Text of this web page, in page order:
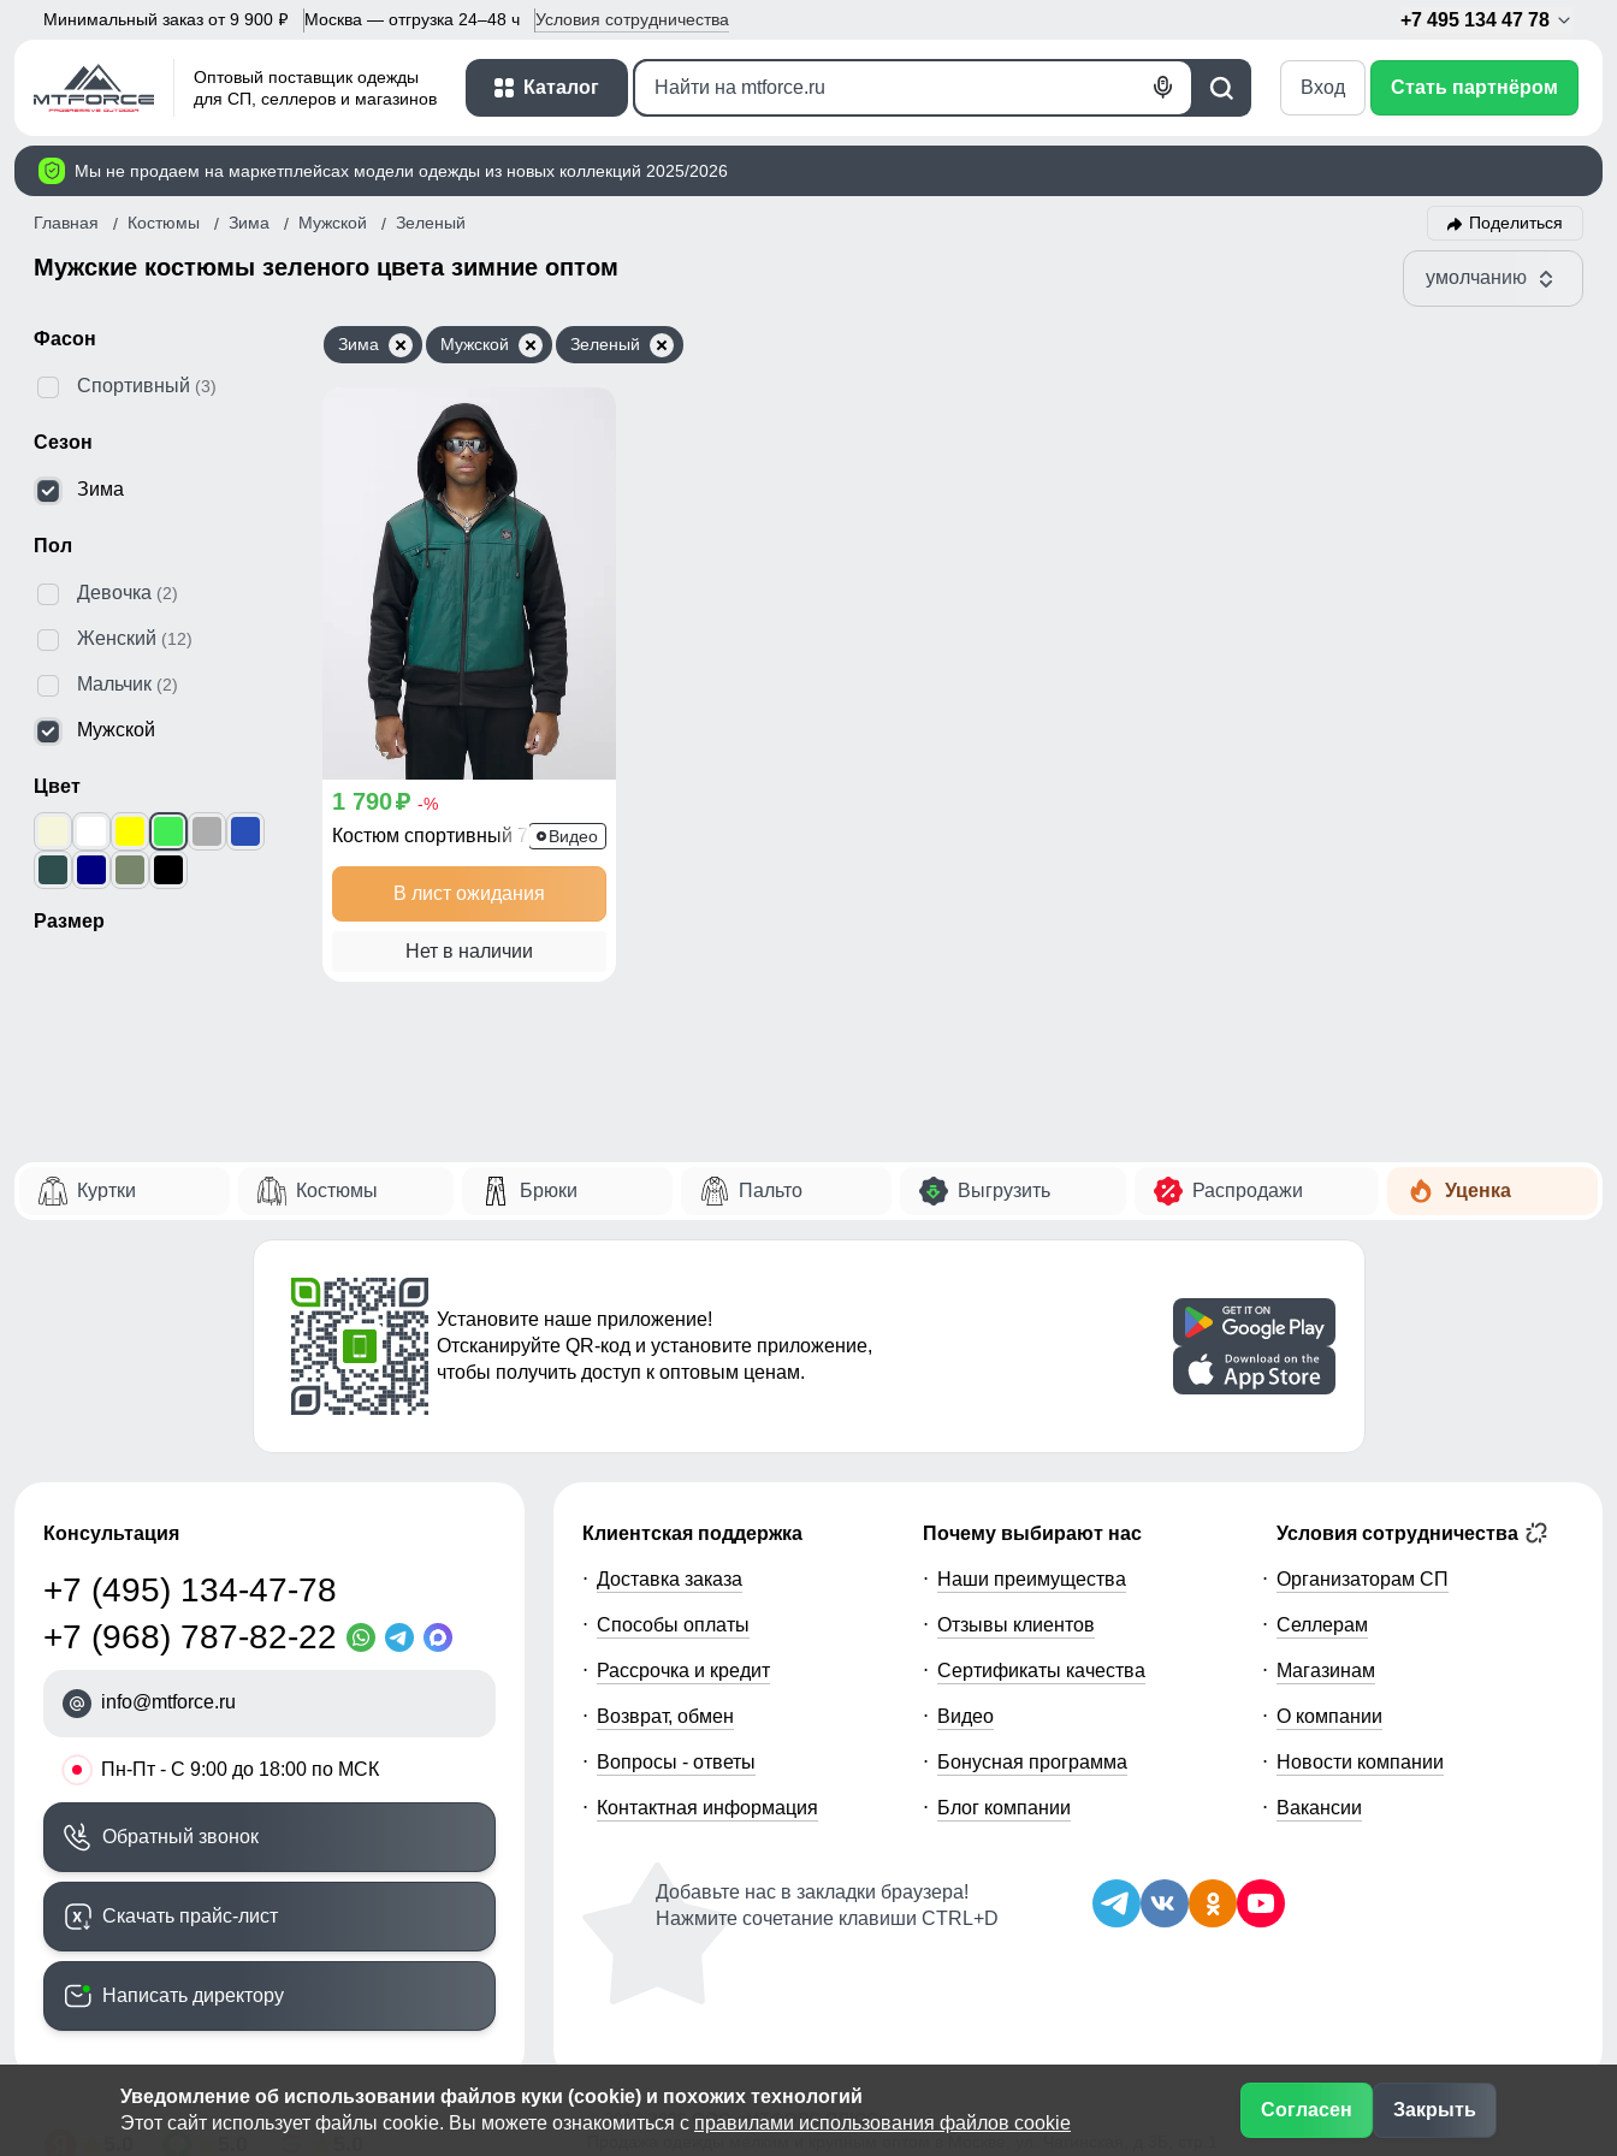
Уведомление об использовании файлов куки (cookie) и похожих технологий
Этот сайт использует файлы cookie. Вы можете ознакомиться с правилами использования файлов cookie
Согласен Закрыть
Минимальный заказ от 9 900 p Москва — отгрузка 24–48 ч Условия сотрудничества +7 495 134 47 78
Оптовый поставщик одежды
для СП, селлеров и магазинов
Каталог
Поиск
Голосовой
Вход Стать партнёром
Мы не продаем на маркетплейсах модели одежды из новых коллекций 2025/2026
Главная Костюмы Зима Мужской Зеленый Поделиться
Мужские костюмы зеленого цвета зимние оптом умолчанию
Фасон
Спортивный (3)
Сезон
Зима
Пол
Девочка (2)
Женский (12)
Мальчик (2)
Мужской
Цвет
Размер
Зима Мужской Зеленый
1 790p -%
Костюм спортивный 7336ZВидео
В лист ожидания
Нет в наличии
Куртки Костюмы Брюки Пальто Выгрузить Распродажи Уценка
Установите наше приложение!
Отсканируйте QR-код и установите приложение,
чтобы получить доступ к оптовым ценам.
Консультация
+7 (495) 134-47-78
+7 (968) 787-82-22
info@mtforce.ru
• Пн-Пт - С 9:00 до 18:00 по МСК
Обратный звонок
Скачать прайс-лист
Написать директору
Клиентская поддержка
Доставка заказа
Способы оплаты
Рассрочка и кредит
Возврат, обмен
Вопросы - ответы
Контактная информация
Почему выбирают нас
Наши преимущества
Отзывы клиентов
Сертификаты качества
Видео
Бонусная программа
Блог компании
Условия сотрудничества
Организаторам СП
Селлерам
Магазинам
О компании
Новости компании
Вакансии
Добавьте нас в закладки браузера!
Нажмите сочетание клавиши CTRL+D
© 2014-2026 ООО «МТФОРС ПЛЮС»